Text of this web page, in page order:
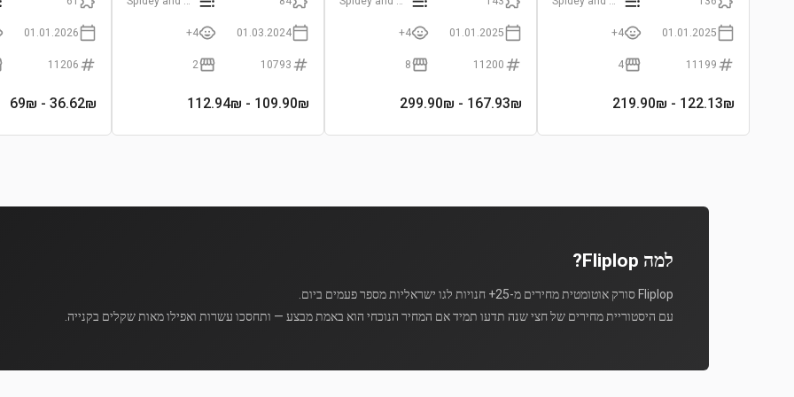
01.01.2025
4+
11199
4
122.13₪
- 219.90₪
01.01.2025
4+
11200
8
167.93₪
- 299.90₪
01.03.2024
4+
10793
2
109.90₪
- 112.94₪
01.01.2026
11206
36.62₪
- 69₪
למה Fliplop?
Fliplop סורק אוטומטית מחירים מ-25+ חנויות לגו ישראליות מספר פעמים ביום.
עם היסטוריית מחירים של חצי שנה תדעו תמיד אם המחיר הנוכחי הוא באמת מבצע — ותחסכו עשרות ואפילו מאות שקלים בקנייה.